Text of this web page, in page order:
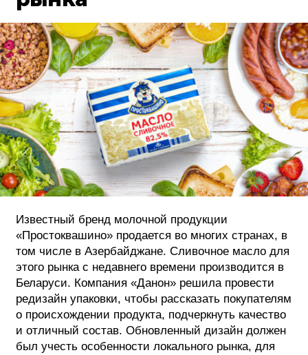
Известный бренд молочной продукции
«Простоквашино» продается во многих странах, в
том числе в Азербайджане. Сливочное масло для
этого рынка с недавнего времени производится в
Беларуси. Компания «Данон» решила провести
редизайн упаковки, чтобы рассказать покупателям
о происхождении продукта, подчеркнуть качество
и отличный состав. Обновленный дизайн должен
был учесть особенности локального рынка, для
ФЕСТИВАЛИ
ФОТОГРАФИЯ
ТИПОГРАФИКА
ИСТОРИИ БРЕНДОВ
О ПРОЕКТЕ
КОНТАКТЫ